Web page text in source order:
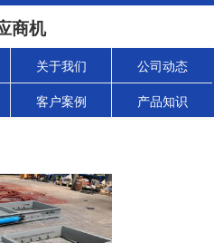
商机
关于我们 公司动态
客户案例 产品知识